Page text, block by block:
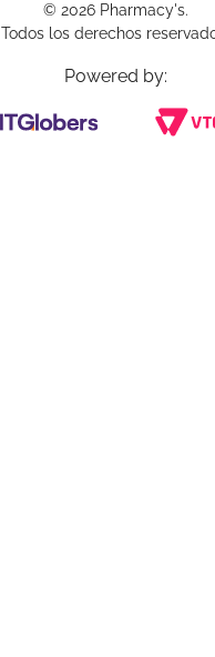
© 2026 Pharmacy's.
Todos los derechos
Powered by: